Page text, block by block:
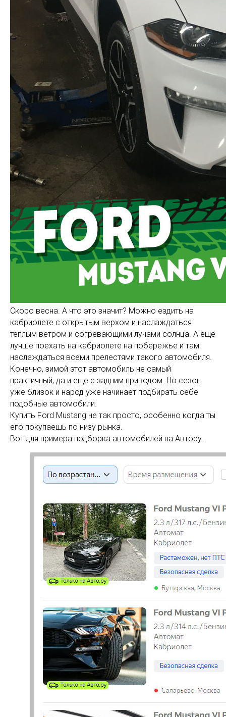
Скоро весна. А что это значит? Можно ездить на
кабриолете с открытым верхом и наслаждаться
теплым ветром и согревающими лучами солнца. А еще
лучше поехать на кабриолете на побережье и там
наслаждаться всеми прелестями такого автомобиля.
Конечно, зимой этот автомобиль не самый
практичный, да и еще с задним приводом. Но сезон
уже близок и народ уже начинает подбирать себе
подобные автомобили.
Купить Ford Mustang не так просто, особенно когда ты
его покупаешь по низу рынка.
Вот для примера подборка автомобилей на Автору.